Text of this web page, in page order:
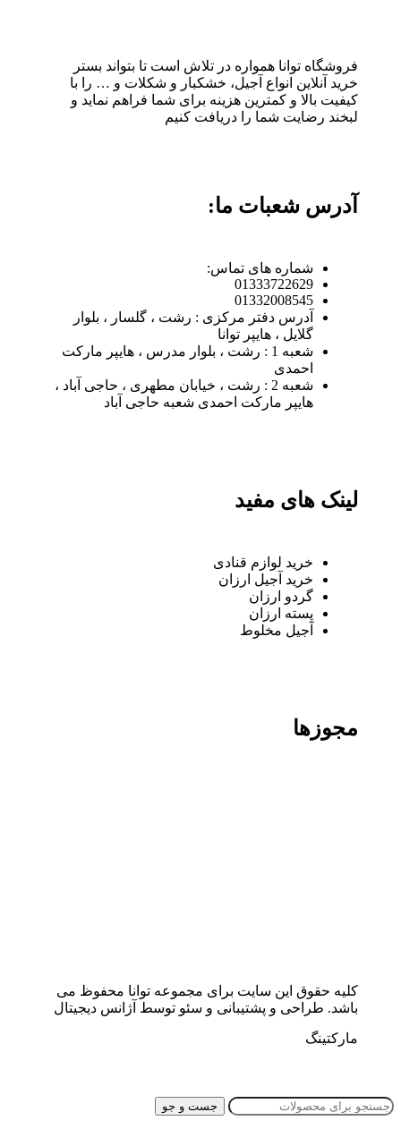
فروشگاه توانا همواره در تلاش است تا بتواند بستر
خرید آنلاین انواع آجیل، خشکبار و شکلات و … را با
کیفیت بالا و کمترین هزینه برای شما فراهم نماید و
لبخند رضایت شما را دریافت کنیم
آدرس شعبات ما:
شماره های تماس:
01333722629
01332008545
آدرس دفتر مرکزی : رشت ، گلسار ، بلوار
گلایل ، هایپر توانا
شعبه 1 : رشت ، بلوار مدرس ، هایپر مارکت
احمدی
شعبه 2 : رشت ، خیابان مطهری ، حاجی آباد ،
هایپر مارکت احمدی شعبه حاجی آباد
لینک های مفید
خرید لوازم قنادی
خرید آجیل ارزان
گردو ارزان
پسته ارزان
آجیل مخلوط
مجوزها
کلیه حقوق این سایت برای مجموعه توانا محفوظ می
باشد. طراحی و پشتیبانی و سئو توسط آژانس دیجیتال
مارکتینگ
جست و جو